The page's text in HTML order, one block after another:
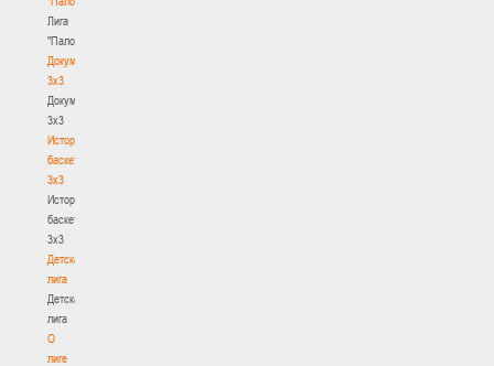
Лига
"Палова"
Документы
3х3
Документы
3х3
История
баскетбола
3х3
История
баскетбола
3х3
Детская
лига
Детская
лига
О
лиге